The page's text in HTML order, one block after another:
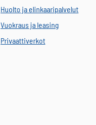
Huolto ja elinkaaripalvelut
Vuokraus ja leasing
Privaattiverkot